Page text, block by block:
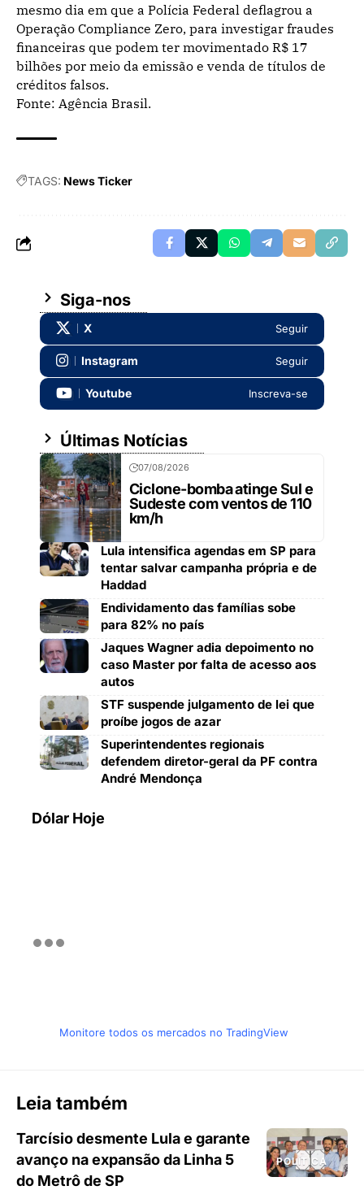
mesmo dia em que a Polícia Federal deflagrou a
Operação Compliance Zero, para investigar fraudes
financeiras que podem ter movimentado R$ 17
bilhões por meio da emissão e venda de títulos de
créditos falsos.
Fonte: Agência Brasil.
TAGS: News Ticker
Siga-nos
X Seguir
Instagram Seguir
Youtube Inscreva-se
Últimas Notícias
07/08/2026
Ciclone-bomba atinge Sul e
Sudeste com ventos de 110
km/h
Lula intensifica agendas em SP para
tentar salvar campanha própria e de
Haddad
Endividamento das famílias sobe
para 82% no país
Jaques Wagner adia depoimento no
caso Master por falta de acesso aos
autos
STF suspende julgamento de lei que
proíbe jogos de azar
Superintendentes regionais
defendem diretor-geral da PF contra
André Mendonça
Dólar Hoje
Monitore todos os mercados no TradingView
Leia também
POLÍTICA
Tarcísio desmente Lula e garante
avanço na expansão da Linha 5
do Metrô de SP